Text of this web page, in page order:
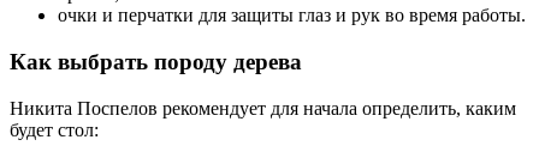
очки и перчатки для защиты глаз и рук во время работы.
Как выбрать породу дерева
Никита Поспелов рекомендует для начала определить, каким
будет стол: